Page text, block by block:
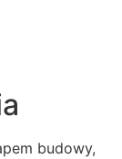
budowy,